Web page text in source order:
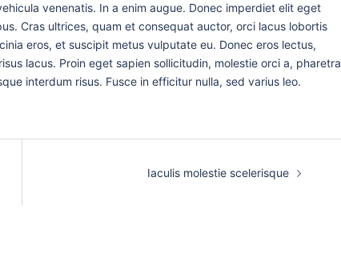
venenatis. In a enim augue. Donec imperdiet elit eget
Cras ultrices, quam et consequat auctor, orci lacus lobortis
eros, et suscipit metus vulputate eu. Donec eros lectus,
lacus. Proin eget sapien sollicitudin, molestie orci a, pharetra
interdum risus. Fusce in efficitur nulla, sed varius leo.
Iaculis molestie scelerisque